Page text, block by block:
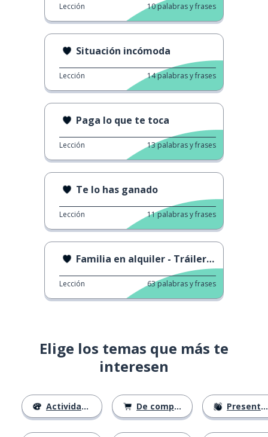
Lección 10palabras y frases
Situación incómoda
Lección 14palabras y frases
Paga lo que te toca
Lección 13palabras y frases
Te lo has ganado
Lección 11palabras y frases
Familia en alquiler - Tráiler de la Película
Lección 63palabras y frases
Elige los temas que más te
interesen
Actividades De compras Presentación